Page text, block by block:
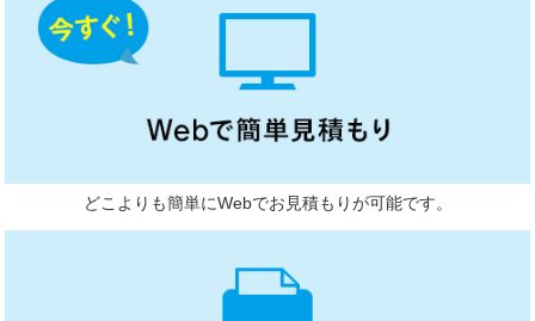
どこよりも簡単にWebでお見積もりが可能です。